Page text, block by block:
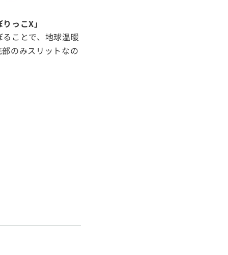
っこX」
ことで、地球温暖
のみスリットなの